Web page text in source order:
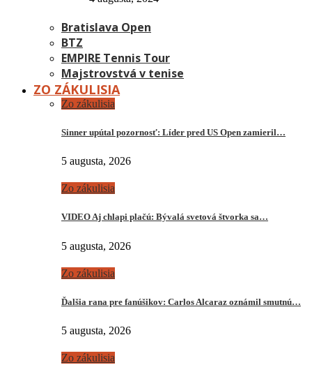
Bratislava Open
BTZ
EMPIRE Tennis Tour
Majstrovstvá v tenise
ZO ZÁKULISIA
Zo zákulisia
Sinner upútal pozornosť: Líder pred US Open zamieril…
5 augusta, 2026
Zo zákulisia
VIDEO Aj chlapi plačú: Bývalá svetová štvorka sa…
5 augusta, 2026
Zo zákulisia
Ďalšia rana pre fanúšikov: Carlos Alcaraz oznámil smutnú…
5 augusta, 2026
Zo zákulisia